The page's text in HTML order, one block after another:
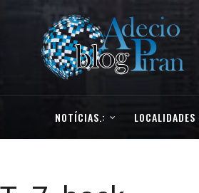
NOTÍCIAS.: LOCALIDADES